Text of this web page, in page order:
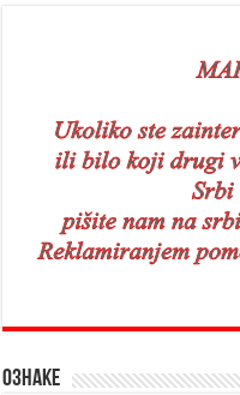
Ознаке